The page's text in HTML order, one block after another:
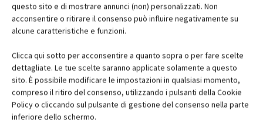
questo sito e di mostrare annunci (non) personalizzati. Non
acconsentire o ritirare il consenso può influire negativamente su
alcune caratteristiche e funzioni.
Clicca qui sotto per acconsentire a quanto sopra o per fare scelte
dettagliate. Le tue scelte saranno applicate solamente a questo
sito. È possibile modificare le impostazioni in qualsiasi momento,
compreso il ritiro del consenso, utilizzando i pulsanti della Cookie
Policy o cliccando sul pulsante di gestione del consenso nella parte
inferiore dello schermo.
Edicola web
Iscriviti alla newsletter
EVENTI